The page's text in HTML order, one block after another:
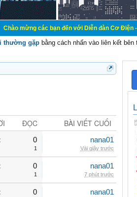
các bạn đến với Diễn đàn Cơ Điện - Diễn đàn
thường gặp bằng cách nhấn vào liên kết bên
ĐỌC BÀI VIẾT CUỐI
0
1
nana01
Vài giây trước
0
1
nana01
7 phút trước
0 nana01